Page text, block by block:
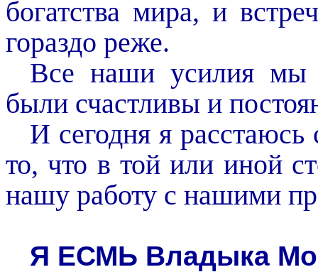
богатства мира, и
гораздо реже.
Все наши усилия мы
были счастливы и
И сегодня я
то, что в той или иной
нашу работу с нашими
Я ЕСМЬ Владыка